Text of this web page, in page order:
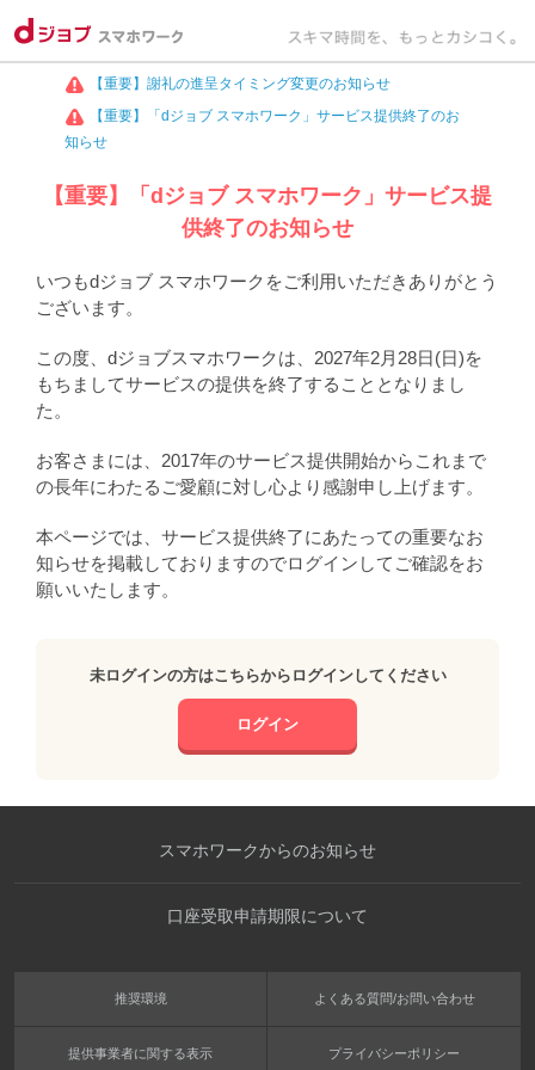
【重要】謝礼の進呈タイミング変更のお知らせ
【重要】「dジョブ スマホワーク」サービス提供終了のお
知らせ
【重要】「dジョブ スマホワーク」サービス提
供終了のお知らせ
いつもdジョブ スマホワークをご利用いただきありがとう
ございます。
この度、dジョブスマホワークは、2027年2月28日(日)を
もちましてサービスの提供を終了することとなりまし
た。
お客さまには、2017年のサービス提供開始からこれまで
の長年にわたるご愛顧に対し心より感謝申し上げます。
本ページでは、サービス提供終了にあたっての重要なお
知らせを掲載しておりますのでログインしてご確認をお
願いいたします。
未ログインの方はこちらからログインしてください
ログイン
スマホワークからのお知らせ
口座受取申請期限について
推奨環境 よくある質問/お問い合わせ
提供事業者に関する表示 プライバシーポリシー